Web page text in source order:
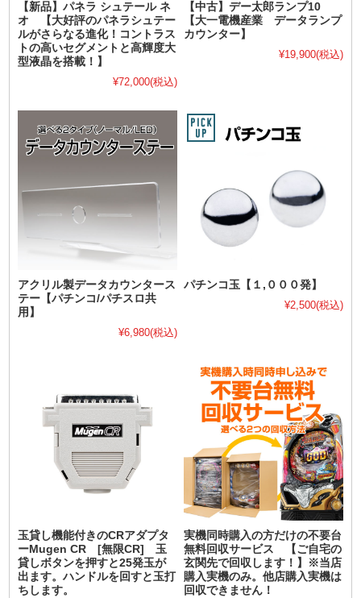
【新品】パネラ シュテール ネ
オ 【大好評のパネラシュテー
ルがさらなる進化！コントラス
トの高いセグメントと高輝度大
型液晶を搭載！】
¥72,000(税込)
【中古】デー太郎ランプ10
【大一電機産業 データランプ
カウンター】
¥19,900(税込)
アクリル製データカウンタース
テー【パチンコ/パチスロ共
用】
¥6,980(税込)
パチンコ玉【１,０００発】
¥2,500(税込)
玉貸し機能付きのCRアダプタ
ーMugen CR [無限CR] 玉
貸しボタンを押すと25発玉が
出ます。ハンドルを回すと玉打
ちします。
実機同時購入の方だけの不要台
無料回収サービス 【ご自宅の
玄関先で回収します！】※当店
購入実機のみ。他店購入実機は
回収できません！